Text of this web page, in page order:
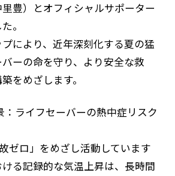
各種資料
て
動ガイドライン
ポーツ
て
豊）とオフィシャルサポーター
。
により、近年深刻化する夏の猛
ーの命を守り、より安全な救
をめざします。
ライフセーバーの熱中症リスク
ゼロ」をめざし活動しています
る記録的な気温上昇は、長時間